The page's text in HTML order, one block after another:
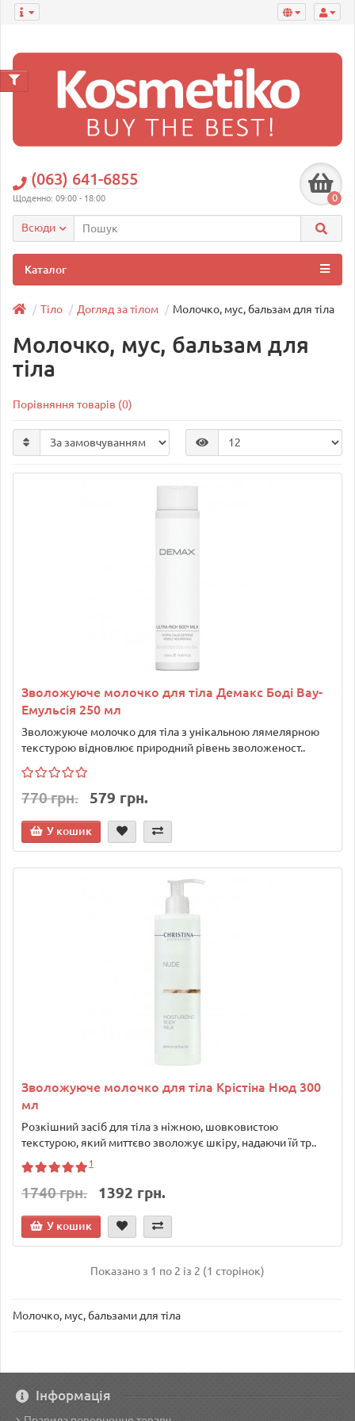
(063) 641-6855
Щоденно: 09:00 - 18:00 0
Всюди
Каталог
Тіло Догляд за тілом Молочко, мус, бальзам для тіла
Молочко, мус, бальзам для
тіла
Порівняння товарів (0)
Зволожуюче молочко для тіла Демакс Боді Вау-
Емульсія 250 мл
Зволожуюче молочко для тіла з унікальною лямелярною
текстурою відновлює природний рівень зволоженост..
770 грн. 579 грн.
У кошик
Зволожуюче молочко для тіла Крістіна Нюд 300
мл
Розкішний засіб для тіла з ніжною, шовковистою
текстурою, який миттєво зволожує шкіру, надаючи їй тр..
1
1740 грн. 1392 грн.
У кошик
Показано з 1 по 2 із 2 (1 сторінок)
Молочко, мус, бальзами для тіла
Інформація